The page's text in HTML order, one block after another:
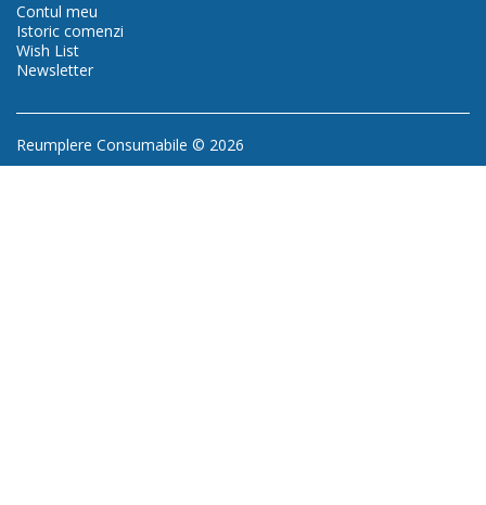
Contul meu
Istoric comenzi
Wish List
Newsletter
Reumplere Consumabile © 2026